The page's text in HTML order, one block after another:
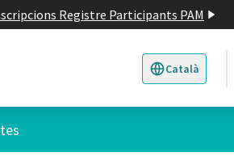
Registre Participants PAM
Català
Triar la llengua